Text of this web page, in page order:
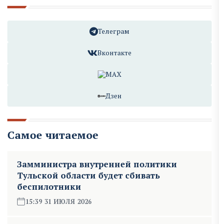
Телеграм
Вконтакте
MAX
Дзен
Самое читаемое
Замминистра внутренней политики
Тульской области будет сбивать
беспилотники
15:39 31 ИЮЛЯ 2026